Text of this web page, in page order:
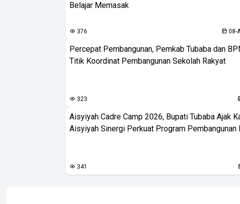
Belajar Memasak
376 08-
Percepat Pembangunan, Pemkab Tubaba dan
Titik Koordinat Pembangunan Sekolah Rakyat
323
Aisyiyah Cadre Camp 2026, Bupati Tubaba Ajak
Aisyiyah Sinergi Perkuat Program Pembangunan
341